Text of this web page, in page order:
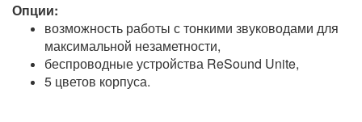
Опции:
возможность работы с тонкими звуководами для
максимальной незаметности,
беспроводные устройства ReSound Unite,
5 цветов корпуса.